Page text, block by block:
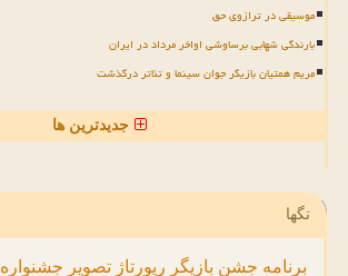
موسیقی در ترازوی حق
بارندگی شهابی برساوشی اواخر مرداد در ایران
مریم همتیان بازیگر جوان سینما و تئاتر درگذشت
جدیدترین ها
تگها
برنامه جشن بازیگر رپورتاژ تصویر جشنواره